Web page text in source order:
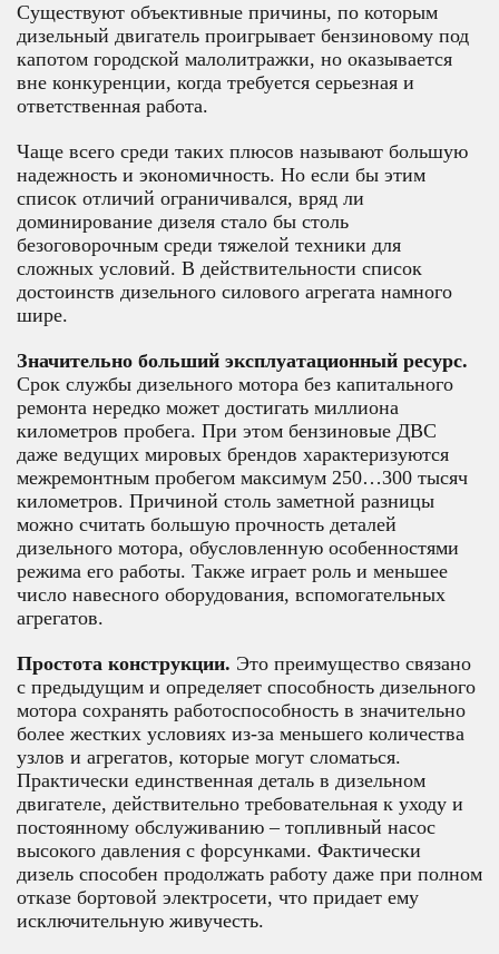
Существуют объективные причины, по которым
дизельный двигатель проигрывает бензиновому под
капотом городской малолитражки, но оказывается
вне конкуренции, когда требуется серьезная и
ответственная работа.
Чаще всего среди таких плюсов называют большую
надежность и экономичность. Но если бы этим
список отличий ограничивался, вряд ли
доминирование дизеля стало бы столь
безоговорочным среди тяжелой техники для
сложных условий. В действительности список
достоинств дизельного силового агрегата намного
шире.
Значительно больший эксплуатационный ресурс.
Срок службы дизельного мотора без капитального
ремонта нередко может достигать миллиона
километров пробега. При этом бензиновые ДВС
даже ведущих мировых брендов характеризуются
межремонтным пробегом максимум 250…300 тысяч
километров. Причиной столь заметной разницы
можно считать большую прочность деталей
дизельного мотора, обусловленную особенностями
режима его работы. Также играет роль и меньшее
число навесного оборудования, вспомогательных
агрегатов.
Простота конструкции. Это преимущество связано
с предыдущим и определяет способность дизельного
мотора сохранять работоспособность в значительно
более жестких условиях из-за меньшего количества
узлов и агрегатов, которые могут сломаться.
Практически единственная деталь в дизельном
двигателе, действительно требовательная к уходу и
постоянному обслуживанию – топливный насос
высокого давления с форсунками. Фактически
дизель способен продолжать работу даже при полном
отказе бортовой электросети, что придает ему
исключительную живучесть.